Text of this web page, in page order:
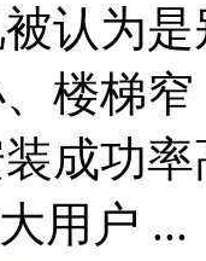
认为
楼梯
成功
用户 ...